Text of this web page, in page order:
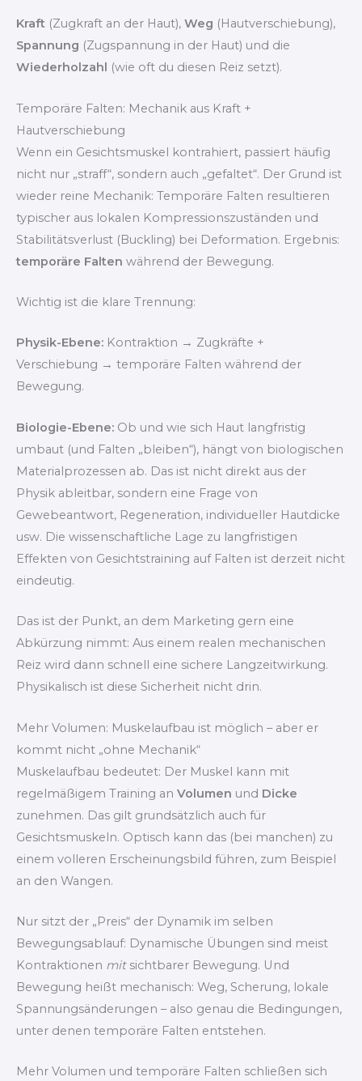
Kraft (Zugkraft an der Haut), Weg (Hautverschiebung),
Spannung (Zugspannung in der Haut) und die
Wiederholzahl
(wie oft du diesen Reiz setzt).
Temporäre Falten: Mechanik aus Kraft +
Hautverschiebung
Wenn ein Gesichtsmuskel kontrahiert, passiert häufig
nicht nur „straff“, sondern auch „gefaltet“. Der Grund ist
wieder reine Mechanik: Temporäre Falten resultieren
typischer aus lokalen Kompressionszuständen und
Stabilitätsverlust (Buckling) bei Deformation. Ergebnis:
temporäre Falten während der Bewegung.
Wichtig ist die klare Trennung:
Physik-Ebene: Kontraktion → Zugkräfte +
Verschiebung → temporäre Falten während der
Bewegung.
Biologie-Ebene: Ob und wie sich Haut langfristig
umbaut (und Falten „bleiben“), hängt von biologischen
Materialprozessen ab. Das ist nicht direkt aus der
Physik ableitbar, sondern eine Frage von
Gewebeantwort, Regeneration, individueller Hautdicke
usw. Die wissenschaftliche Lage zu langfristigen
Effekten von Gesichtstraining auf Falten ist derzeit nicht
eindeutig.
Das ist der Punkt, an dem Marketing gern eine
Abkürzung nimmt: Aus einem realen mechanischen
Reiz wird dann schnell eine sichere Langzeitwirkung.
Physikalisch ist diese Sicherheit nicht drin.
Mehr Volumen: Muskelaufbau ist möglich – aber er
kommt nicht „ohne Mechanik“
Muskelaufbau bedeutet: Der Muskel kann mit
regelmäßigem Training an Volumen und Dicke
zunehmen. Das gilt grundsätzlich auch für
Gesichtsmuskeln. Optisch kann das (bei manchen) zu
einem volleren Erscheinungsbild führen, zum Beispiel
an den Wangen.
Nur sitzt der „Preis“ der Dynamik im selben
Bewegungsablauf: Dynamische Übungen sind meist
Kontraktionen mitsichtbarer Bewegung. Und
Bewegung heißt mechanisch: Weg, Scherung, lokale
Spannungsänderungen – also genau die Bedingungen,
unter denen temporäre Falten entstehen.
Mehr Volumen und temporäre Falten schließen sich